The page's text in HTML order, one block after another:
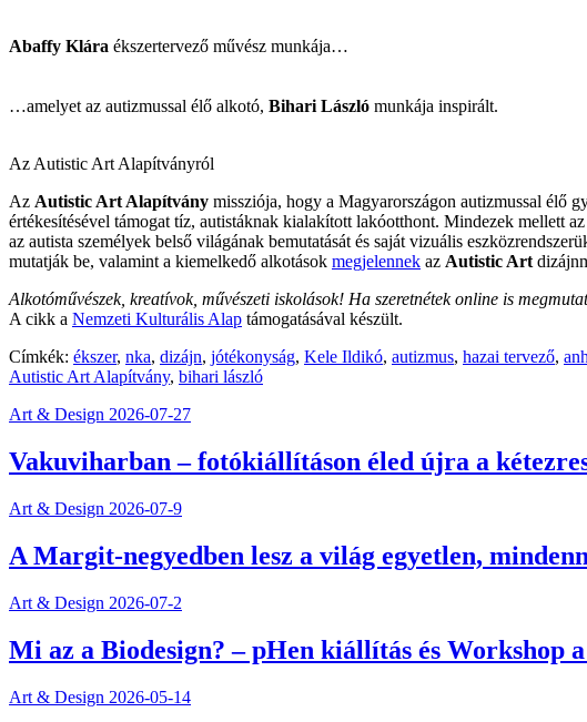
Abaffy Klára ékszertervező művész munkája…
…amelyet az autizmussal élő alkotó, Bihari László munkája inspirált.
Az Autistic Art Alapítványról
Az Autistic Art Alapítvány missziója, hogy a Magyarországon autizmussal élő
értékesítésével támogat tíz, autistáknak kialakított lakóotthont. Mindezek mellett
az autista személyek belső világának bemutatását és saját vizuális
mutatják be, valamint a kiemelkedő alkotások megjelennek az Autistic Art
Alkotóművészek, kreatívok, művészeti iskolások! Ha szeretnétek online is
A cikk a Nemzeti Kulturális Alap támogatásával készült.
Címkék: ékszer, nka, dizájn, jótékonyság, Kele Ildikó, autizmus, hazai tervező,
Autistic Art Alapítvány, bihari lászló
Art & Design 2026-07-27
Vakuviharban – fotókiállításon éled újra a
Art & Design 2026-07-9
A Margit-negyedben lesz a világ egyetlen,
Art & Design 2026-07-2
Mi az a Biodesign? – pHen kiállítás és Workshop a
Art & Design 2026-05-14